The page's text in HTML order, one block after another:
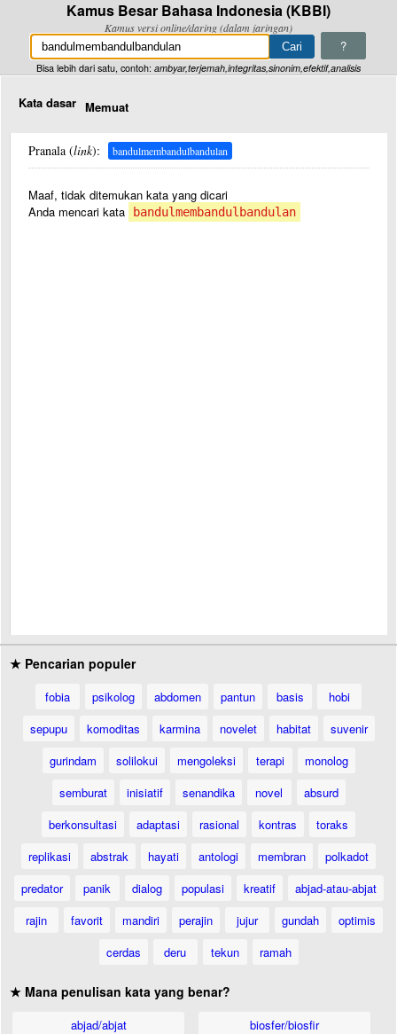
Kamus Besar Bahasa Indonesia (KBBI)
Kamus versi online/daring (dalam jaringan)
?
Bisa lebih dari satu, contoh: ambyar,terjemah,integritas,sinonim,efektif,analisis
Kata dasar Memuat
Pranala (link): bandulmembandulbandulan
Maaf, tidak ditemukan kata yang dicari
Anda mencari kata
bandulmembandulbandulan
★ Pencarian populer
fobia psikolog abdomen pantun basis
hobi
sepupu
komoditas karmina novelet habitat
suvenir
gurindam
solilokui mengoleksi terapi
monolog
semburat
inisiatif senandika novel
absurd
berkonsultasi
adaptasi rasional kontras
toraks
replikasi
abstrak hayati antologi membran
polkadot
predator
panik dialog populasi kreatif
abjad-atau-abjat
rajin
favorit mandiri perajin jujur gundah
optimis
cerdas
deru tekun ramah
★ Mana penulisan kata yang benar?
abjad/abjat
biosfer/biosfir